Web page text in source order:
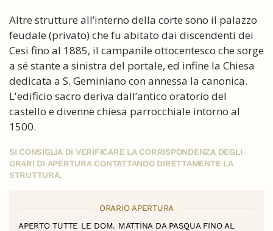
Altre strutture all’interno della corte sono il palazzo
feudale (privato) che fu abitato dai discendenti dei
Cesi fino al 1885, il campanile ottocentesco che sorge
a sé stante a sinistra del portale, ed infine la Chiesa
dedicata a S. Geminiano con annessa la canonica.
L'edificio sacro deriva dall’antico oratorio del
castello e divenne chiesa parrocchiale intorno al
1500.
SI CONSIGLIA DI VERIFICARE LA CORRISPONDENZA DEGLI
ORARI DI APERTURA CONTATTANDO DIRETTAMENTE LA
STRUTTURA.
ORARIO APERTURA
APERTO TUTTE LE DOM. MATTINA DA PASQUA FINO AL